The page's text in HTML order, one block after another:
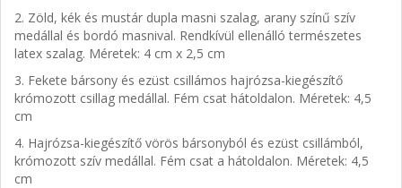
2. Zöld, kék és mustár dupla masni szalag, arany színű szív
medállal és bordó masnival. Rendkívül ellenálló természetes
latex szalag. Méretek: 4 cm x 2,5 cm
3. Fekete bársony és ezüst csillámos hajrózsa-kiegészítő
krómozott csillag medállal. Fém csat hátoldalon. Méretek: 4,5
cm
4. Hajrózsa-kiegészítő vörös bársonyból és ezüst csillámból,
krómozott szív medállal. Fém csat a hátoldalon. Méretek: 4,5
cm